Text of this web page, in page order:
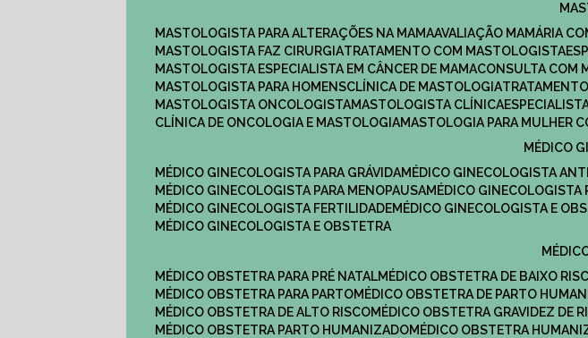
MASTOLOGISTA PARA ALTERAÇÕES NA MAMA AVALIAÇÃO MAMÁRIA
MASTOLOGISTA FAZ CIRURGIA
TRATAMENTO COM MASTOLOGISTA
MASTOLOGISTA ESPECIALISTA EM CÂNCER DE MAMA
CONSULTA COM
MASTOLOGISTA PARA HOMENS
CLÍNICA DE MASTOLOGIA
MASTOLOGISTA ONCOLOGISTA
MASTOLOGISTA CLÍNICA
CLÍNICA DE ONCOLOGIA E MASTOLOGIA
MASTOLOGIA PARA MULHER
MÉDICO
MÉDICO GINECOLOGISTA PARA GRÁVIDA
MÉDICO GINECOLOGISTA
MÉDICO GINECOLOGISTA PARA MENOPAUSA
MÉDICO
MÉDICO GINECOLOGISTA FERTILIDADE
MÉDICO GINECOLOGISTA E
MÉDICO GINECOLOGISTA E OBSTETRA
MÉDICO OBSTETRA PARA PRÉ NATAL
MÉDICO OBSTETRA DE BAIXO
MÉDICO OBSTETRA PARA PARTO
MÉDICO OBSTETRA DE PARTO
MÉDICO OBSTETRA DE ALTO RISCO
MÉDICO OBSTETRA GRAVIDEZ DE
MÉDICO OBSTETRA PARTO HUMANIZADO
MÉDICO OBSTETRA